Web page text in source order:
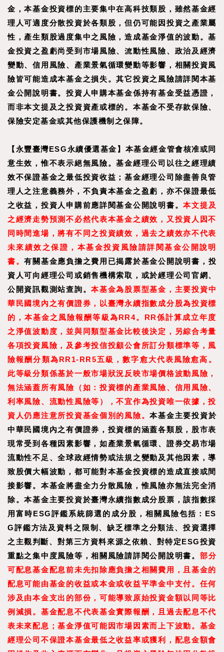
金，本基金投資標的主要集中在高科技類股，雖然基金經
理人可適度分散投資於各類股，但仍可能因投資之產業屬
性，產生類股過度集中之風險，造成基金淨值的波動。基
金投資之盈虧尚受到市場風險、流動性風險、政治及經濟
變動、信用風險、產業景氣循環變動等影響，相關投資風
險皆可能造成本基金之損失。其它投資之風險請詳閱本基
金公開說明書。投資人申購本基金係持有基金受益憑證，
而非本文提及之投資資產或標的。本基金不受存款保險、
保險安定基金或其他保護機制之保障。
【永豐臺灣ESG永續優選基金】本基金經金管會核准或同
意生效，惟不表示絕無風險。基金經理公司以往之經理績
效不保證基金之最低投資收益；基金經理公司除盡善良管
理人之注意義務外，不負責本基金之盈虧，亦不保證最低
之收益，投資人申購前應詳閱基金公開說明書。本文提及
之經濟走勢預測不必然代表本基金之績效，又投資人因不
同時間進場，將有不同之投資績效，過去之績效亦不代表
未來績效之保證，本基金投資風險請詳閱基金公開說明
書。有關基金應負擔之費用已揭露於基金公開說明書，投
資人可向經理公司或銷售機構索取，或於經理公司官網、
公開資訊觀測站查詢。本基金為股票型基金，主要投資中
華民國境內之有價證券，以臺灣永續指數成分股為投資標
的，本基金之風險報酬等級為RR4。RR係計算成立年度
之淨值波動度，並與同類型基金比較後決定，另綜合考量
各項投資風險，及參考投信投顧公會所訂分類標準等，風
險報酬分類為RR1-RR5五級，數字愈大代表風險愈高。
此等級分類係基於一般市場狀況反映市場價格波動風險，
無法涵蓋所有風險（如：投資標的產業風險、信用風險、
利率風險、流動性風險等），不宜作為投資唯一依據，投
資人仍應注意所投資基金個別的風險。本基金主要投資於
中華民國境內之有價證券，投資標的涵蓋各類股，股市表
現常受到各種因素影響，如產業景氣循環、證券交易市場
流動性不足、全球政經情勢或法規之變動及其他因素，導
致股價大幅波動，都可能對本基金投資標的造成直接或間
接影響。本基金將盡全力分散風險，惟風險亦無法完全消
除。本基金主要投資於臺灣永續指數成分股票，該指數採
用富時ESG評鑑系統篩選的成分股，相關風險包括：ES
G評鑑方法及資料之限制、缺乏標準之分類法、投資選擇
之主觀判斷、對第三方資料來源之依賴、對特定ESG投資
重點之集中度風險等，相關風險請詳閱公開說明書。 部分
可配息基金配息前未先扣除應負擔之相關費用，且基金的
配息可能由基金的收益或本金或收益平準金中支付。任何
涉及由本金支出的部份，可能導致原始投資金額以同等比
例減損。基金配息不代表基金實際報酬，且過去配息不代
表未來配息；基金淨值可能因市場因素而上下波動。基金
經理公司不保證本基金最低之收益率或獲利，配息金額會